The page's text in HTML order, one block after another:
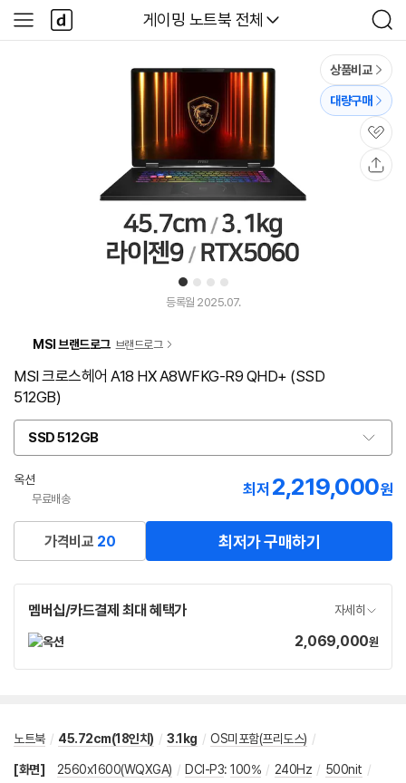
다나와
게이밍 노트북 전체
검
색
사
이
다
나
와
1 2 3 4
상품비교
대량구매
관
심
등록월 2025.07.
MSI 브랜드로그 브랜드로그
MSI 크로스헤어 A18 HX A8WFKG-R9 QHD+ (SSD
512GB)
SSD 512GB
옵
션
선
택
옥션
무료배송
최저 2,219,000원
가격비교 20 최저가 구매하기
멤버십/카드결제 최대 혜택가 자세히
가
2,069,000원
노트북 / 45.72cm(18인치) / 3.1kg / OS미포함(프리도스) /
[화면] 2560x1600(WQXGA) / DCI-P3: 100% / 240Hz / 500nit /